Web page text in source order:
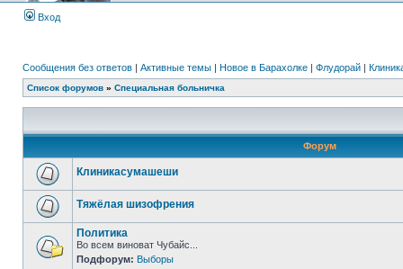
Вход
Сообщения без ответов | Активные темы | Новое в Барахолке | Флудорай |
Список форумов » Специальная больничка
Форум
Клиникасумашеши
Тяжёлая шизофрения
Политика
Во всем виноват Чубайс...
Подфорум: Выборы